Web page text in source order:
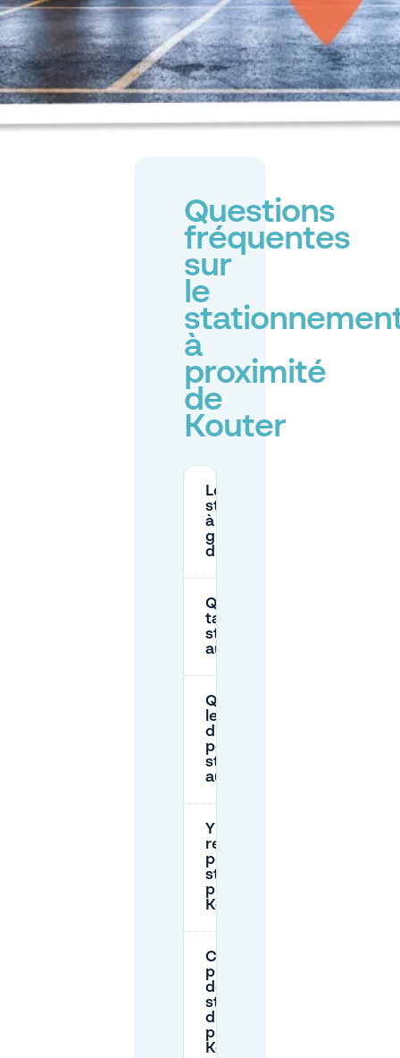
Questions
fréquentes
sur
le
à
proximité
de
Kouter
Le
stationnement
à Gand est-il
gratuit le
dimanche ?
Quels sont les
tarifs de
stationnement
au Kouter ?
Quelles sont
les heures
d'ouverture
pour le
stationnement
au Kouter ?
Y a-t-il des
restrictions
pour le
stationnement
près du
Kouter ?
Comment
puis-je trouver
des places de
stationnement
disponibles
près du
Kouter ?